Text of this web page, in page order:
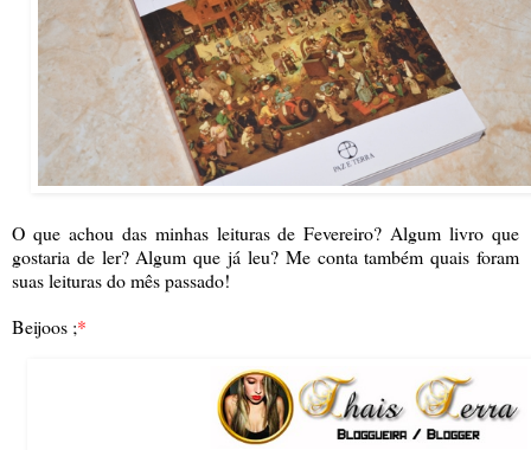
O que achou das minhas leituras de Fevereiro? Algum livro que
gostaria de ler? Algum que já leu? Me conta também quais foram
suas leituras do mês passado!
Beijoos ;*